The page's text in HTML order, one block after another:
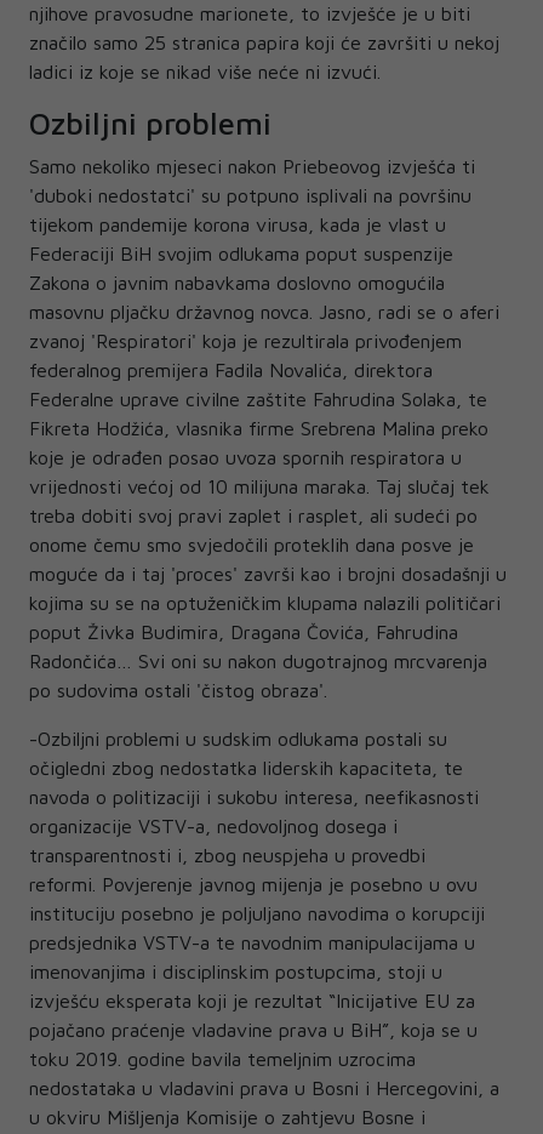
njihove pravosudne marionete, to izvješće je u biti
značilo samo 25 stranica papira koji će završiti u nekoj
ladici iz koje se nikad više neće ni izvući.
Ozbiljni problemi
Samo nekoliko mjeseci nakon Priebeovog izvješća ti
'duboki nedostatci' su potpuno isplivali na površinu
tijekom pandemije korona virusa, kada je vlast u
Federaciji BiH svojim odlukama poput suspenzije
Zakona o javnim nabavkama doslovno omogućila
masovnu pljačku državnog novca. Jasno, radi se o aferi
zvanoj 'Respiratori' koja je rezultirala privođenjem
federalnog premijera Fadila Novalića, direktora
Federalne uprave civilne zaštite Fahrudina Solaka, te
Fikreta Hodžića, vlasnika firme Srebrena Malina preko
koje je odrađen posao uvoza spornih respiratora u
vrijednosti većoj od 10 milijuna maraka. Taj slučaj tek
treba dobiti svoj pravi zaplet i rasplet, ali sudeći po
onome čemu smo svjedočili proteklih dana posve je
moguće da i taj 'proces' završi kao i brojni dosadašnji u
kojima su se na optuženičkim klupama nalazili političari
poput Živka Budimira, Dragana Čovića, Fahrudina
Radončića… Svi oni su nakon dugotrajnog mrcvarenja
po sudovima ostali 'čistog obraza'.
-Ozbiljni problemi u sudskim odlukama postali su
očigledni zbog nedostatka liderskih kapaciteta, te
navoda o politizaciji i sukobu interesa, neefikasnosti
organizacije VSTV-a, nedovoljnog dosega i
transparentnosti i, zbog neuspjeha u provedbi
reformi. Povjerenje javnog mijenja je posebno u ovu
instituciju posebno je poljuljano navodima o korupciji
predsjednika VSTV-a te navodnim manipulacijama u
imenovanjima i disciplinskim postupcima, stoji u
izvješću eksperata koji je rezultat “Inicijative EU za
pojačano praćenje vladavine prava u BiH”, koja se u
toku 2019. godine bavila temeljnim uzrocima
nedostataka u vladavini prava u Bosni i Hercegovini, a
u okviru Mišljenja Komisije o zahtjevu Bosne i